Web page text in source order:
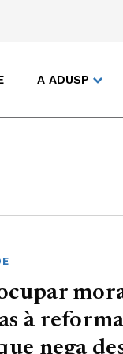
A ADUSP
à
nega